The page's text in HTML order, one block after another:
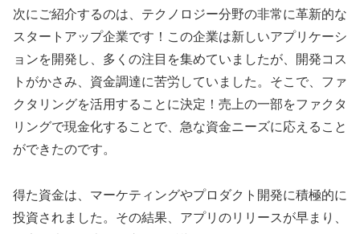
次にご紹介するのは、テクノロジー分野の非常に革新的な
スタートアップ企業です！この企業は新しいアプリケーシ
ョンを開発し、多くの注目を集めていましたが、開発コス
トがかさみ、資金調達に苦労していました。そこで、ファ
クタリングを活用することに決定！売上の一部をファクタ
リングで現金化することで、急な資金ニーズに応えること
ができたのです。
得た資金は、マーケティングやプロダクト開発に積極的に
投資されました。その結果、アプリのリリースが早まり、